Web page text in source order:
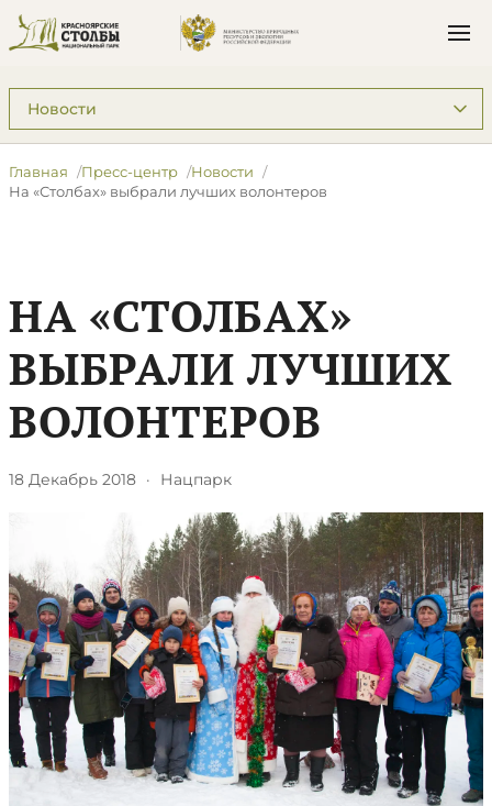
Подразделы: Пресс-центр
Главная Пресс-центр
Новости
На «Столбах» выбрали лучших волонтеров
НА «СТОЛБАХ»
ВЫБРАЛИ ЛУЧШИХ
ВОЛОНТЕРОВ
18 Декабрь 2018 · Нацпарк